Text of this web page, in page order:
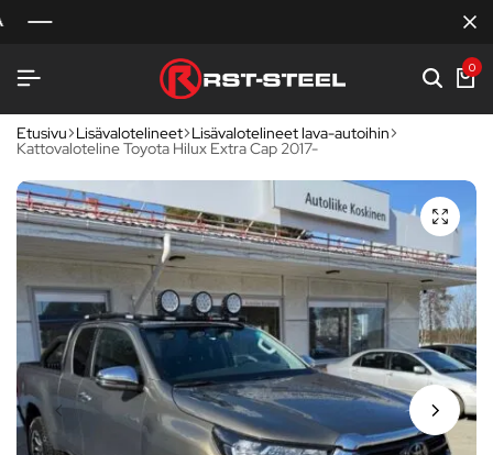
0
Etusivu Lisävalotelineet Lisävalotelineet lava-autoihin
Kattovaloteline Toyota Hilux Extra Cap 2017-